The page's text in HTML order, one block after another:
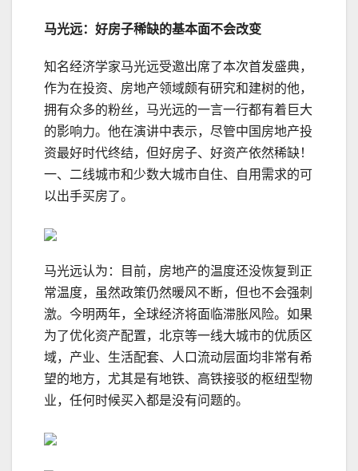
马光远：好房子稀缺的基本面不会改变
知名经济学家马光远受邀出席了本次首发盛典，
作为在投资、房地产领域颇有研究和建树的他，
拥有众多的粉丝，马光远的一言一行都有着巨大
的影响力。他在演讲中表示，尽管中国房地产投
资最好时代终结，但好房子、好资产依然稀缺！
一、二线城市和少数大城市自住、自用需求的可
以出手买房了。
马光远认为：目前，房地产的温度还没恢复到正
常温度，虽然政策仍然暖风不断，但也不会强刺
激。今明两年，全球经济将面临滞胀风险。如果
为了优化资产配置，北京等一线大城市的优质区
域，产业、生活配套、人口流动层面均非常有希
望的地方，尤其是有地铁、高铁接驳的枢纽型物
业，任何时候买入都是没有问题的。